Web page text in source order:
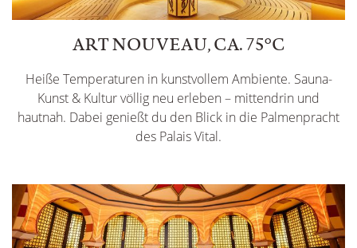
ART NOUVEAU, CA. 75°C
Heiße Temperaturen in kunstvollem Ambiente. Sauna-
Kunst & Kultur völlig neu erleben – mittendrin und
hautnah. Dabei genießt du den Blick in die Palmenpracht
des Palais Vital.